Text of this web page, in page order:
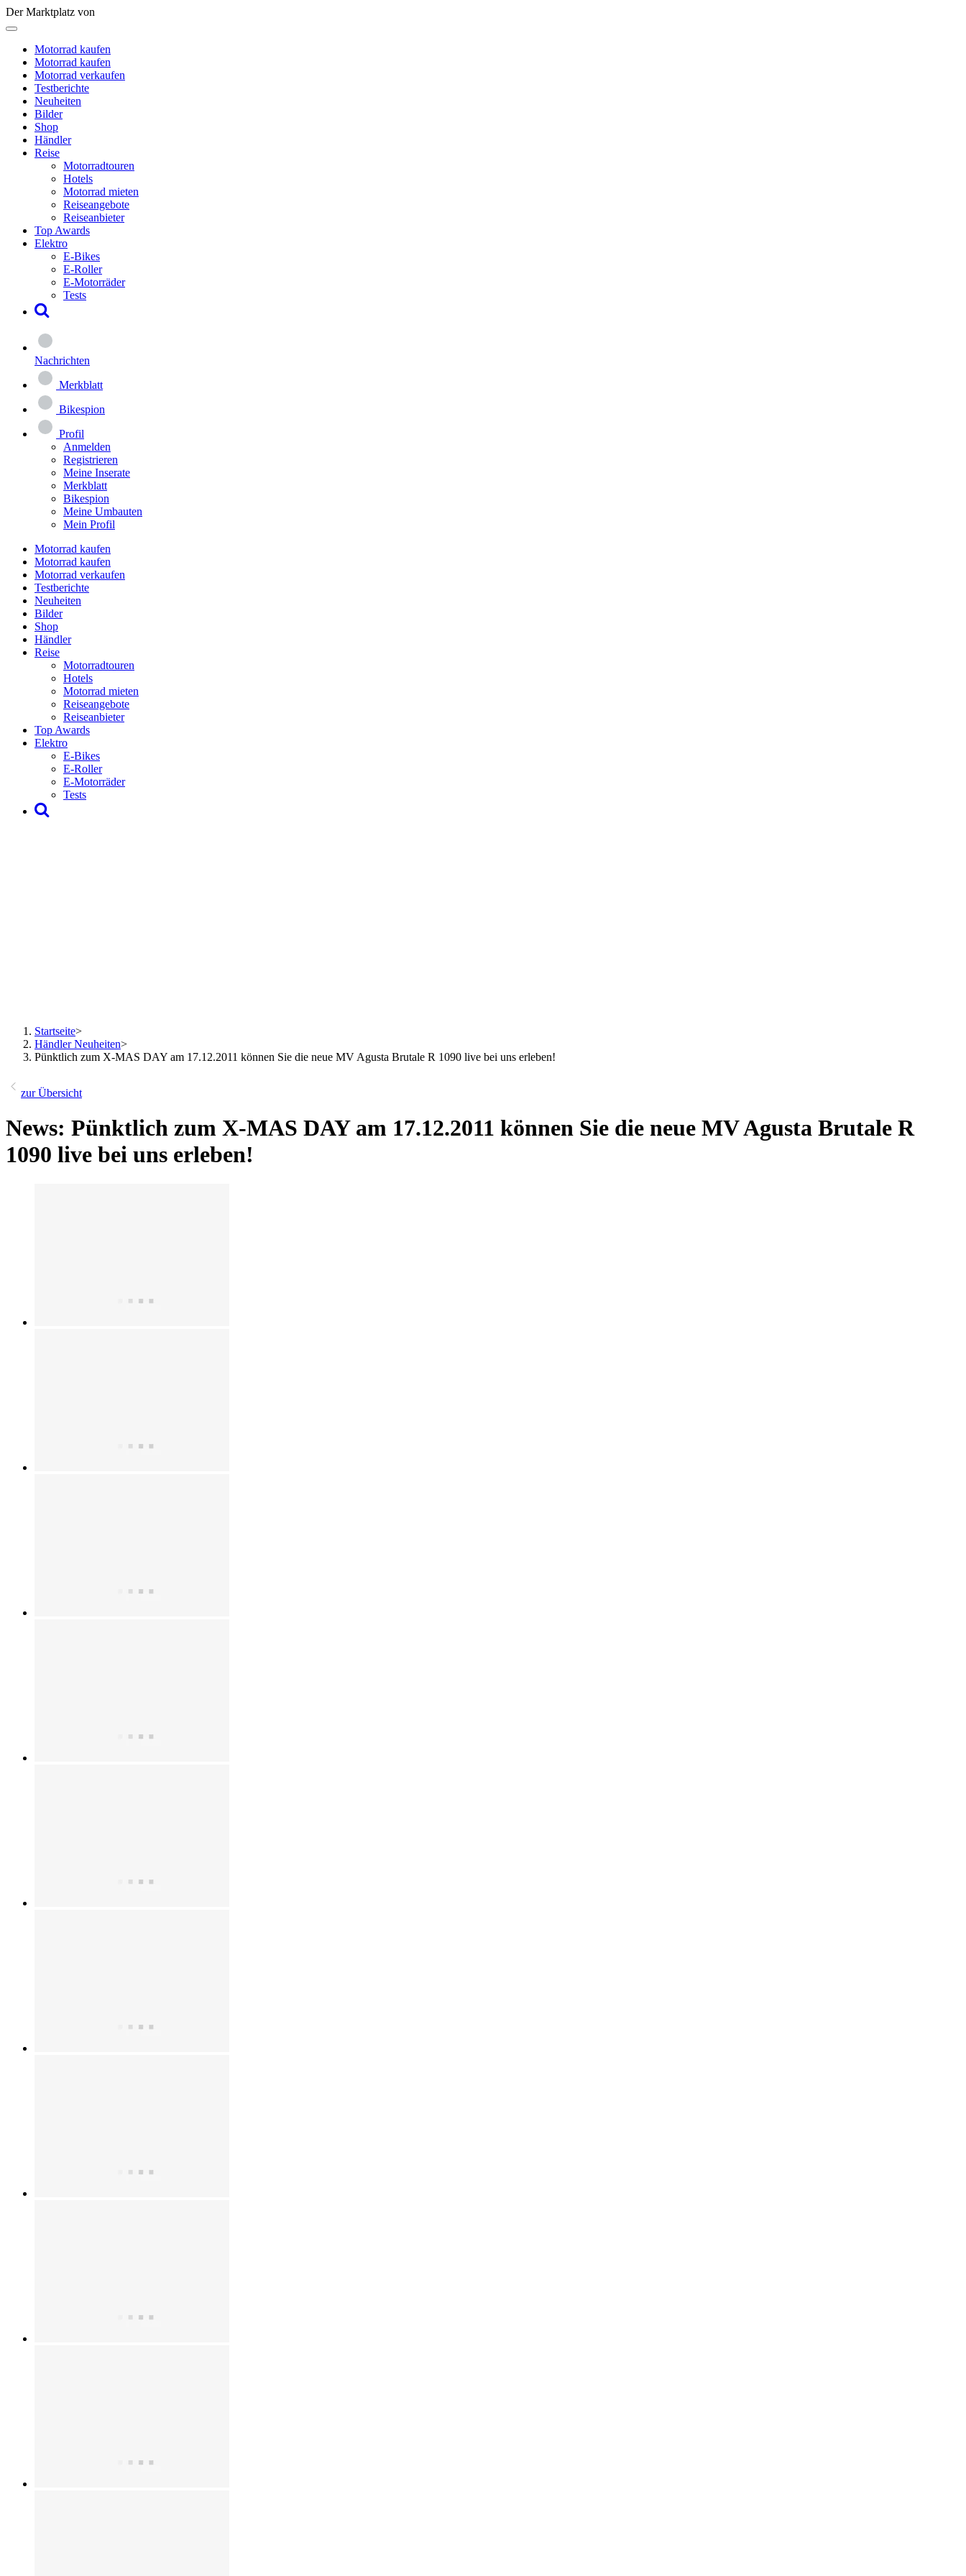
Der Marktplatz von
Motorrad kaufen
Motorrad kaufen
Motorrad verkaufen
Testberichte
Neuheiten
Bilder
Shop
Händler
Reise
Motorradtouren
Hotels
Motorrad mieten
Reiseangebote
Reiseanbieter
Top Awards
Elektro
E-Bikes
E-Roller
E-Motorräder
Tests
Nachrichten
Merkblatt
Bikespion
Profil
Anmelden
Registrieren
Meine Inserate
Merkblatt
Bikespion
Meine Umbauten
Mein Profil
Motorrad kaufen
Motorrad kaufen
Motorrad verkaufen
Testberichte
Neuheiten
Bilder
Shop
Händler
Reise
Motorradtouren
Hotels
Motorrad mieten
Reiseangebote
Reiseanbieter
Top Awards
Elektro
E-Bikes
E-Roller
E-Motorräder
Tests
Startseite>
Händler Neuheiten>
Pünktlich zum X-MAS DAY am 17.12.2011 können Sie die neue MV Agusta Brutale R 1090 live bei uns erleben!
zur Übersicht
News: Pünktlich zum X-MAS DAY am 17.12.2011 können Sie die neue MV Agusta Brutale R
1090 live bei uns erleben!